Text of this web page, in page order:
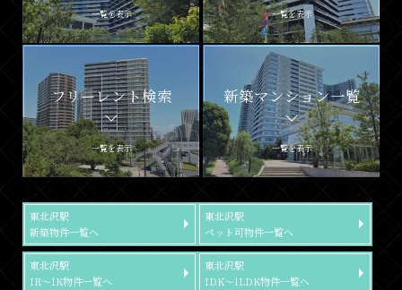
一覧を表示 一覧を表示
フリーレント検索
一覧を表示
新築マンション一覧
一覧を表示
東北沢駅
新築物件一覧へ
東北沢駅
ペット可物件一覧へ
東北沢駅
1R～1K物件一覧へ
東北沢駅
1DK～1LDK物件一覧へ